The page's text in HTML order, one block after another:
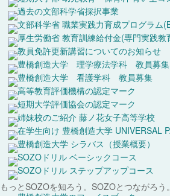
もっとSOZOを知ろう。 SOZOとつながろう。